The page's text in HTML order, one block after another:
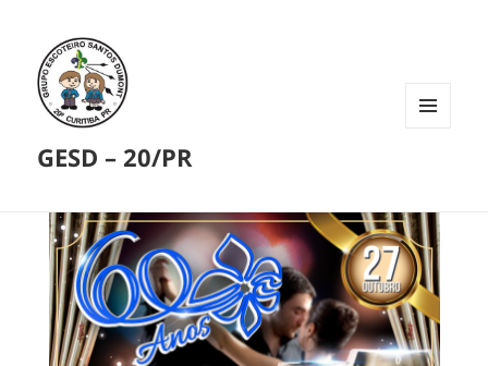
GESD – 20/PR